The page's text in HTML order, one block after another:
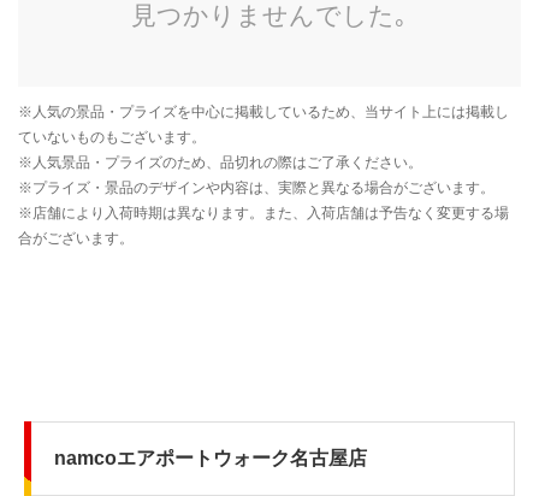
namcoエアポートウォーク名古屋店